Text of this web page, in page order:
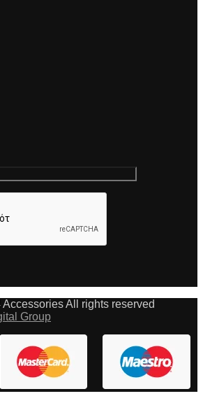
All rights reserved
Group